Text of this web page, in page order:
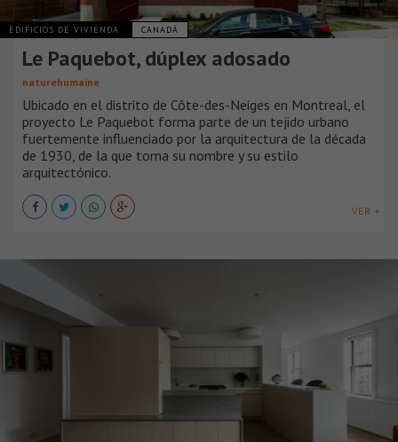
EDIFICIOS DE VIVIENDA CANADÁ
Le Paquebot, dúplex adosado
naturehumaine
Ubicado en el distrito de Côte-des-Neiges en Montreal, el
proyecto Le Paquebot forma parte de un tejido urbano
fuertemente influenciado por la arquitectura de la década
de 1930, de la que toma su nombre y su estilo
arquitectónico.
VER +